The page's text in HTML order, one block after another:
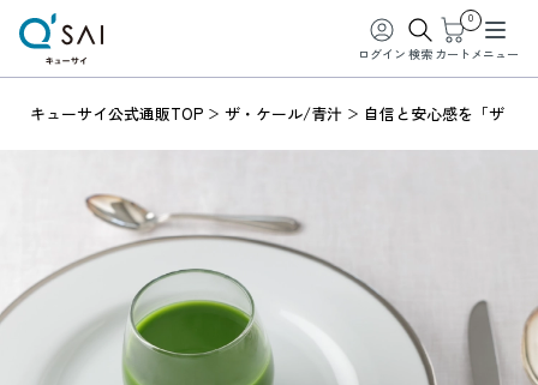
ログイン 検索
0
カート メニュー
キューサイ公式通販TOP ザ・ケール/青汁 自信と安心感を「ザ・